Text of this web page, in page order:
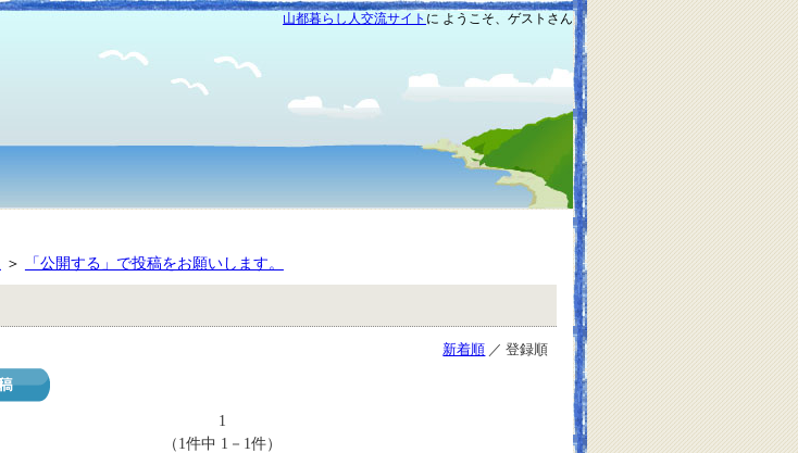
山都暮らし人交流サイト に ようこそ、ゲストさん
＞ 「公開する」で投稿をお願いします。
新着順 ／ 登録順
1
（1件中 1－1件）